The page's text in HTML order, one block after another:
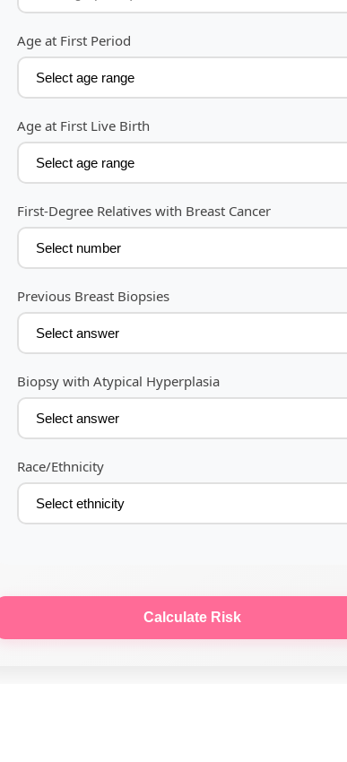
Age at First Period
Age at First Live Birth
First-Degree Relatives with Breast Cancer
Previous Breast Biopsies
Biopsy with Atypical Hyperplasia
Race/Ethnicity
Calculate Risk